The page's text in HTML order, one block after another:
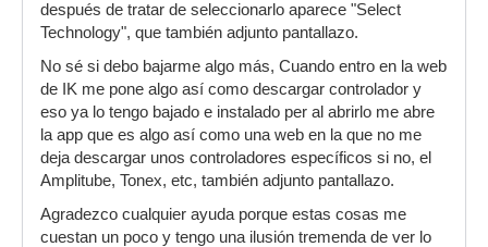
después de tratar de seleccionarlo aparece "Select
Technology", que también adjunto pantallazo.
No sé si debo bajarme algo más, Cuando entro en la web
de IK me pone algo así como descargar controlador y
eso ya lo tengo bajado e instalado per al abrirlo me abre
la app que es algo así como una web en la que no me
deja descargar unos controladores específicos si no, el
Amplitube, Tonex, etc, también adjunto pantallazo.
Agradezco cualquier ayuda porque estas cosas me
cuestan un poco y tengo una ilusión tremenda de ver lo